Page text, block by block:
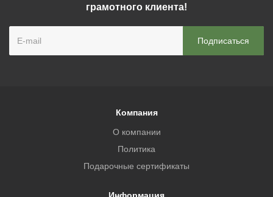
грамотного клиента!
Компания
О компании
Политика
Подарочные сертификаты